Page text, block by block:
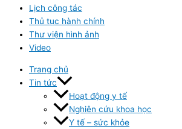
Lịch công tác
Thủ tục hành chính
Thư viện hình ảnh
Video
Trang chủ
Tin tức
Hoạt động y tế
Nghiên cứu khoa học
Y tế – sức khỏe